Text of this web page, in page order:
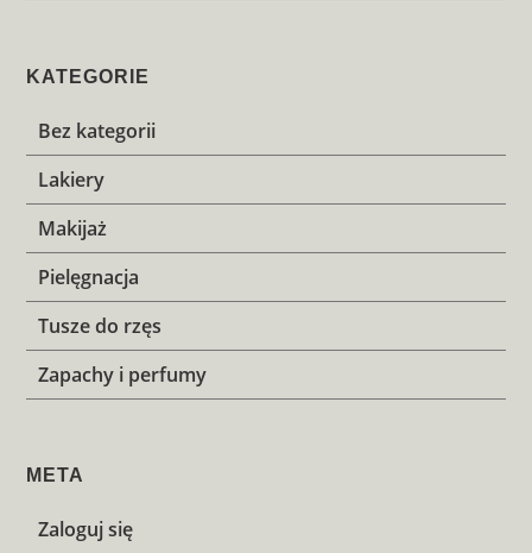
KATEGORIE
Bez kategorii
Lakiery
Makijaż
Pielęgnacja
Tusze do rzęs
Zapachy i perfumy
META
Zaloguj się